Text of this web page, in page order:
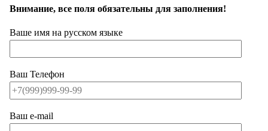
Внимание, все поля обязательны для заполнения!
Ваше имя на русском языке
Ваш Телефон
Ваш e-mail